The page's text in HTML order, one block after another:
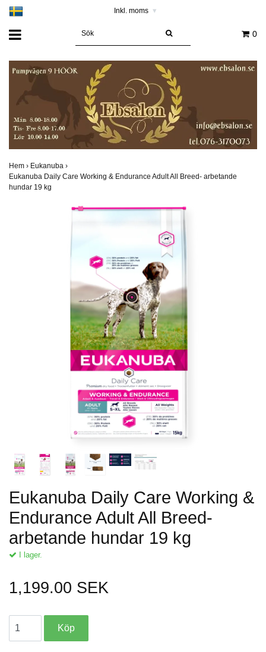
Inkl. moms ▾
0
Hem › Eukanuba ›
Eukanuba Daily Care Working & Endurance Adult All Breed- arbetande
hundar 19 kg
Eukanuba Daily Care Working &
Endurance Adult All Breed-
arbetande hundar 19 kg
I lager.
1,199.00 SEK